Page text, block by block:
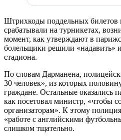
Штрихкоды поддельных билетов
срабатывали на турникетах,
момент, как утверждают в
болельщики решили «надавить»
стадиона.
По словам Дарманена,
30 человек», из которых
граждане. Остальные
как посетовал министр, «чтобы
организаторам». К этому
«работе с английскими
слишком тщательно.